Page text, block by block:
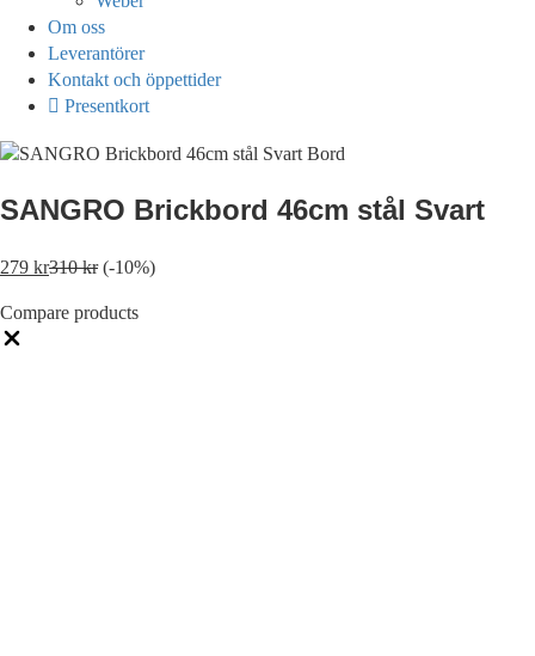
Om oss
Leverantörer
Kontakt och öppettider
Presentkort
SANGRO Brickbord 46cm stål Svart
279 kr310kr (-10%)
Compare products